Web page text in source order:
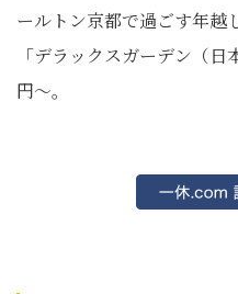
ールトン京都で過ごす年越
「デラックスガーデン（
円～。